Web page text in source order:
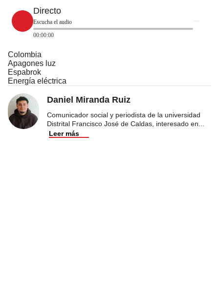
Directo
Escucha el audio
00:00:00
Colombia
Apagones luz
Espabrok
Energía eléctrica
Daniel Miranda Ruiz
Comunicador social y periodista de la universidad
Distrital Francisco José de Caldas, interesado en
Leer más